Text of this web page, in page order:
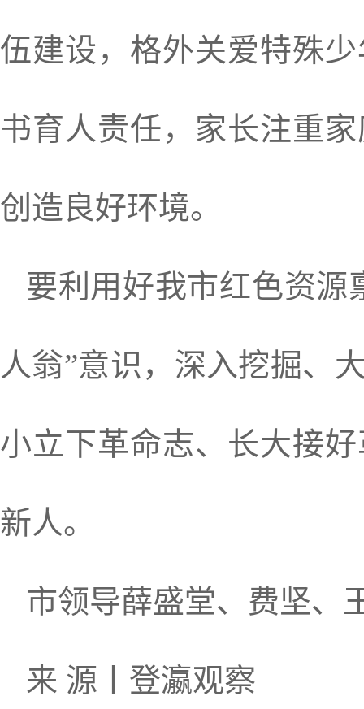
伍建设，格外关爱特殊
书育人责任，家长注重
创造良好环境。
要利用好我市红色资源
人翁”意识，深入挖掘、
小立下革命志、长大接
新人。
市领导薛盛堂、费坚、
来 源丨登瀛观察